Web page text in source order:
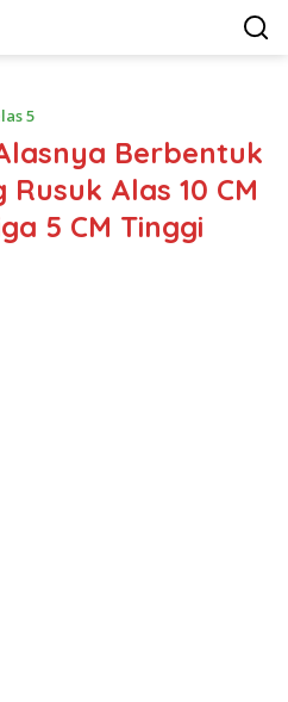
5
Berbentuk
Alas 10 CM
5 CM Tinggi